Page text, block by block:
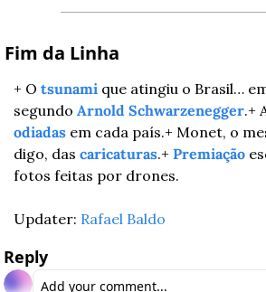
Fim da Linha
+ O tsunami que atingiu o Brasil…
segundo Arnold Schwarzenegger.+
odiadas em cada país.+ Monet, o
digo, das caricaturas.+ Premiação
fotos feitas por drones.
Updater: Rafael Baldo
Reply